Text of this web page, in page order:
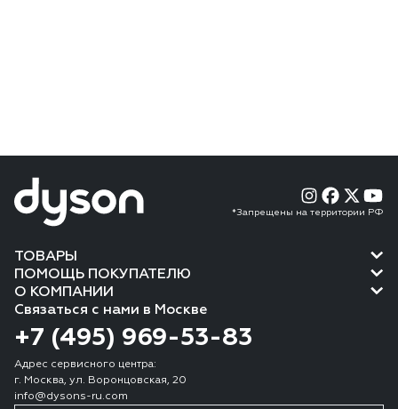
*Запрещены на территории РФ
ТОВАРЫ
ПОМОЩЬ ПОКУПАТЕЛЮ
О КОМПАНИИ
Связаться с нами в Москве
+7 (495) 969-53-83
Адрес сервисного центра:
г. Москва, ул. Воронцовская, 20
info@dysons-ru.com